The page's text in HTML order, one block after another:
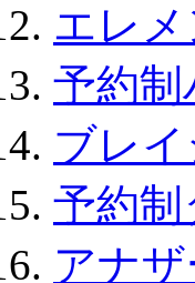
エレ
予約制
ブレ
予約
アナ